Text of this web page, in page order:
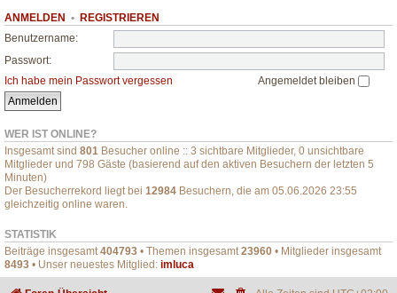
ANMELDEN • REGISTRIEREN
Benutzername:
Passwort:
Ich habe mein Passwort vergessen
Angemeldet bleiben
WER IST ONLINE?
Insgesamt sind 801 Besucher online :: 3 sichtbare Mitglieder, 0 unsichtbare
Mitglieder und 798 Gäste (basierend auf den aktiven Besuchern der letzten 5
Minuten)
Der Besucherrekord liegt bei 12984 Besuchern, die am 05.06.2026 23:55
gleichzeitig online waren.
STATISTIK
Beiträge insgesamt404793 • Themen insgesamt23960 • Mitglieder insgesamt
8493 • Unser neuestes Mitglied: imluca